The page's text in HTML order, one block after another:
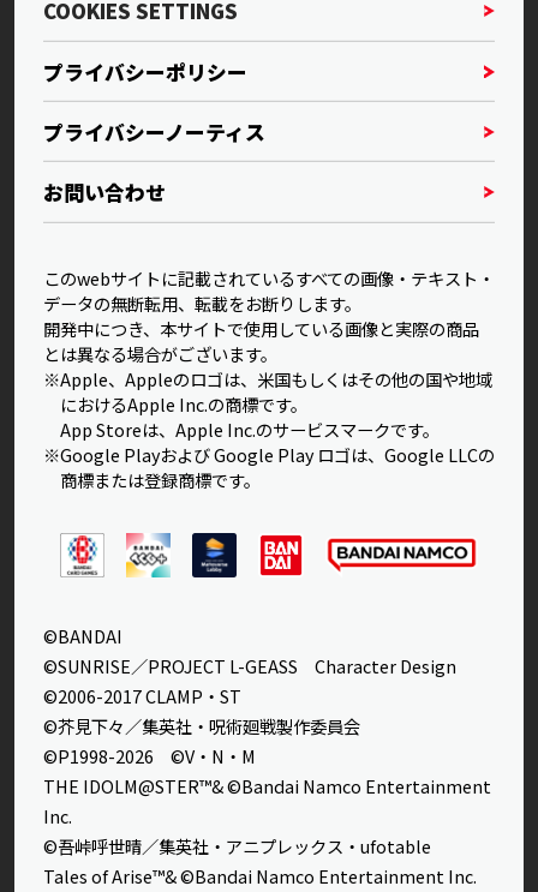
COOKIES SETTINGS
プライバシーポリシー
プライバシーノーティス
お問い合わせ
このwebサイトに記載されているすべての画像・テキスト・
データの無断転用、転載をお断りします。
開発中につき、本サイトで使用している画像と実際の商品
とは異なる場合がございます。
※Apple、Appleのロゴは、米国もしくはその他の国や地域
におけるApple Inc.の商標です。
App Storeは、Apple Inc.のサービスマークです。
※Google Playおよび Google Play ロゴは、Google LLCの
商標または登録商標です。
©BANDAI
©SUNRISE／PROJECT L-GEASS Character Design
©2006-2017 CLAMP・ST
©芥見下々／集英社・呪術廻戦製作委員会
©P1998-2026 ©V・N・M
THE IDOLM@STER™& ©Bandai Namco Entertainment
Inc.
©吾峠呼世晴／集英社・アニプレックス・ufotable
Tales of Arise™& ©Bandai Namco Entertainment Inc.